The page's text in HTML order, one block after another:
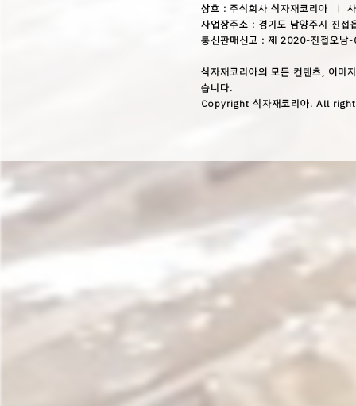
상호 : 주식회사 식자재코리아
사업장주소 : 경기도 남양주시 진
통신판매신고 : 제 2020-진접오남
식자재코리아의 모든 컨텐츠, 이미
습니다.
Copyright 식자재코리아. All